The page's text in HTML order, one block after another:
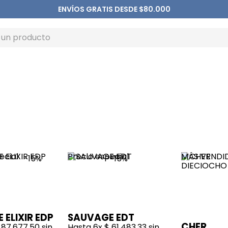
ENVÍOS GRATIS DESDE $80.000
-15%
ELIXIR EDP
-15%
Precio especial
SAUVAGE EDT
MÁS